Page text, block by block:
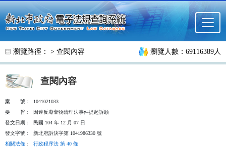
跳至主要內容
瀏覽路徑： > 查閱內容 瀏覽人數：69116389人
查閱內容
案 號：
1041021033
要
旨：
因違反廢棄物清理法事件提起訴願
發文日期：
民國 104 年 12 月 07 日
發文字號：
新北府訴決字第 1041986330 號
相關法條 ：
行政程序法 第 40 條